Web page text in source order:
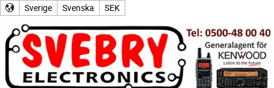
Sverige Svenska SEK